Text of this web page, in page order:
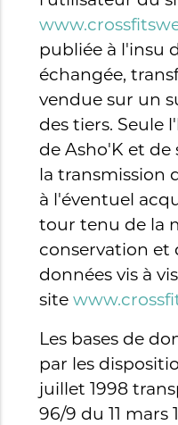
publiée à l'insu
échangée,
vendue sur un
des tiers. Seule
de Asho'K et
la transmission
à l'éventuel
tour tenu de la
conservation et
données vis à
site
Les bases de
par les
juillet 1998
96/9 du 11 mars